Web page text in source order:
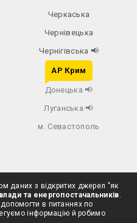
Черкаська
Чернівецька
Чернігівська 📢
АР Крим
Донецька 📢
Луганська 📢
м. Севастополь
даних з відкритих джерел "як
та енергопостачальників.
в питаннях по
інформацію й робимо